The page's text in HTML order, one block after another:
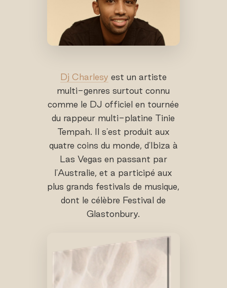
Dj Charlesy est un artiste
multi-genres surtout connu
comme le DJ officiel en tournée
du rappeur multi-platine Tinie
Tempah. Il s'est produit aux
quatre coins du monde, d'Ibiza à
Las Vegas en passant par
l'Australie, et a participé aux
plus grands festivals de musique,
dont le célèbre Festival de
Glastonbury.